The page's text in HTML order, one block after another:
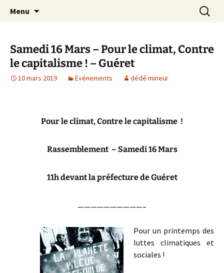
Le site du Collectif Stop Mines
23
Menu
Samedi 16 Mars – Pour le climat, Contre
le capitalisme ! – Guéret
10 mars 2019 Événements dédé mineur
Pour le climat, Contre le capitalisme !
Rassemblement – Samedi 16 Mars
11h devant la préfecture de Guéret
——————————–
Pour un printemps des
luttes climatiques et
sociales !